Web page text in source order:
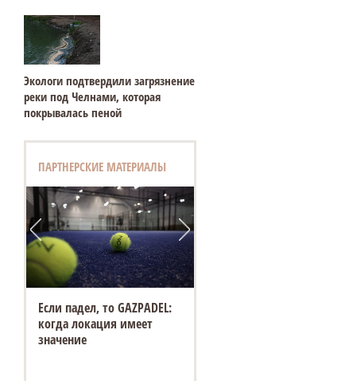
Экологи подтвердили загрязнение
реки под Челнами, которая
покрывалась пеной
ПАРТНЕРСКИЕ МАТЕРИАЛЫ
Если падел, то GAZPADEL:
когда локация имеет
значение